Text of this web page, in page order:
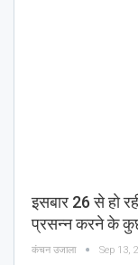
इसबार 26 से हाे
प्रसन्‍न करने के
कंचन उजाला Sep 13,